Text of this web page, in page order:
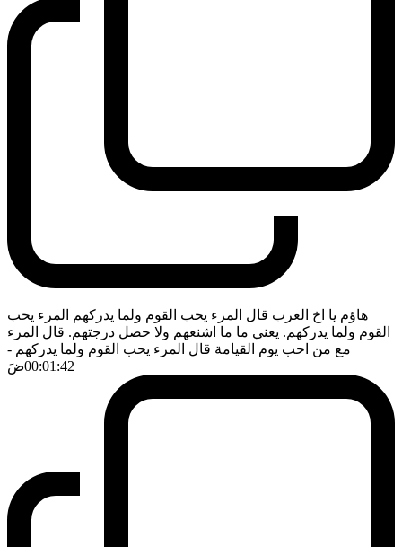
هاؤم يا اخ العرب قال المرء يحب القوم ولما يدركهم المرء يحب
القوم ولما يدركهم. يعني ما ما اشنعهم ولا حصل درجتهم. قال المرء
مع من احب يوم القيامة قال المرء يحب القوم ولما يدركهم -
00:01:42ضَ